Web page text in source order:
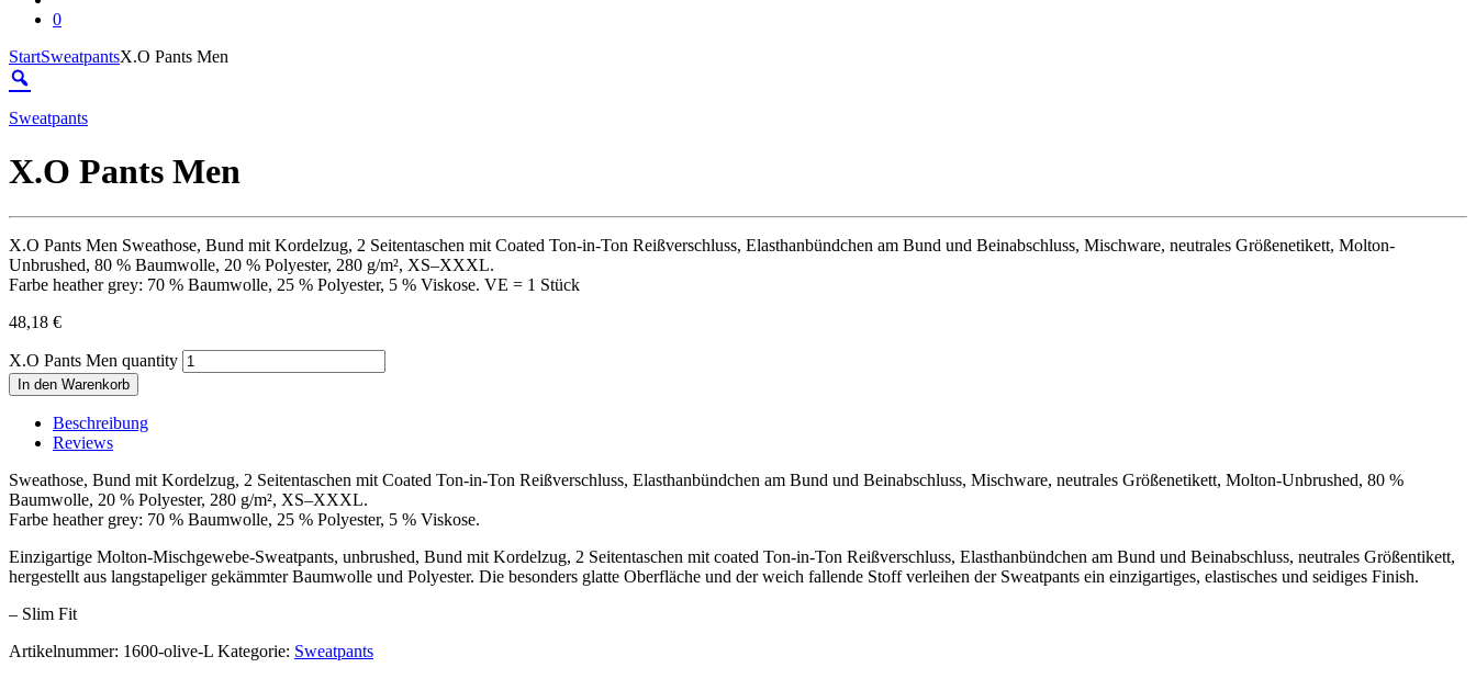
0
StartSweatpantsX.O Pants Men
Sweatpants
X.O Pants Men
X.O Pants Men Sweathose, Bund mit Kordelzug, 2 Seitentaschen mit Coated Ton-in-Ton Reißverschluss, Elasthanbündchen am Bund und Beinabschluss, Mischware, neutrales Größenetikett, Molton-
Unbrushed, 80 % Baumwolle, 20 % Polyester, 280 g/m², XS–XXXL.
Farbe heather grey: 70 % Baumwolle, 25 % Polyester, 5 % Viskose. VE = 1 Stück
48,18 €
X.O Pants Men quantity
In den Warenkorb
Beschreibung
Reviews
Sweathose, Bund mit Kordelzug, 2 Seitentaschen mit Coated Ton-in-Ton Reißverschluss, Elasthanbündchen am Bund und Beinabschluss, Mischware, neutrales Größenetikett, Molton-Unbrushed, 80 %
Baumwolle, 20 % Polyester, 280 g/m², XS–XXXL.
Farbe heather grey: 70 % Baumwolle, 25 % Polyester, 5 % Viskose.
Einzigartige Molton-Mischgewebe-Sweatpants, unbrushed, Bund mit Kordelzug, 2 Seitentaschen mit coated Ton-in-Ton Reißverschluss, Elasthanbündchen am Bund und Beinabschluss, neutrales Größentikett,
hergestellt aus langstapeliger gekämmter Baumwolle und Polyester. Die besonders glatte Oberfläche und der weich fallende Stoff verleihen der Sweatpants ein einzigartiges, elastisches und seidiges Finish.
– Slim Fit
Artikelnummer: 1600-olive-L Kategorie: Sweatpants